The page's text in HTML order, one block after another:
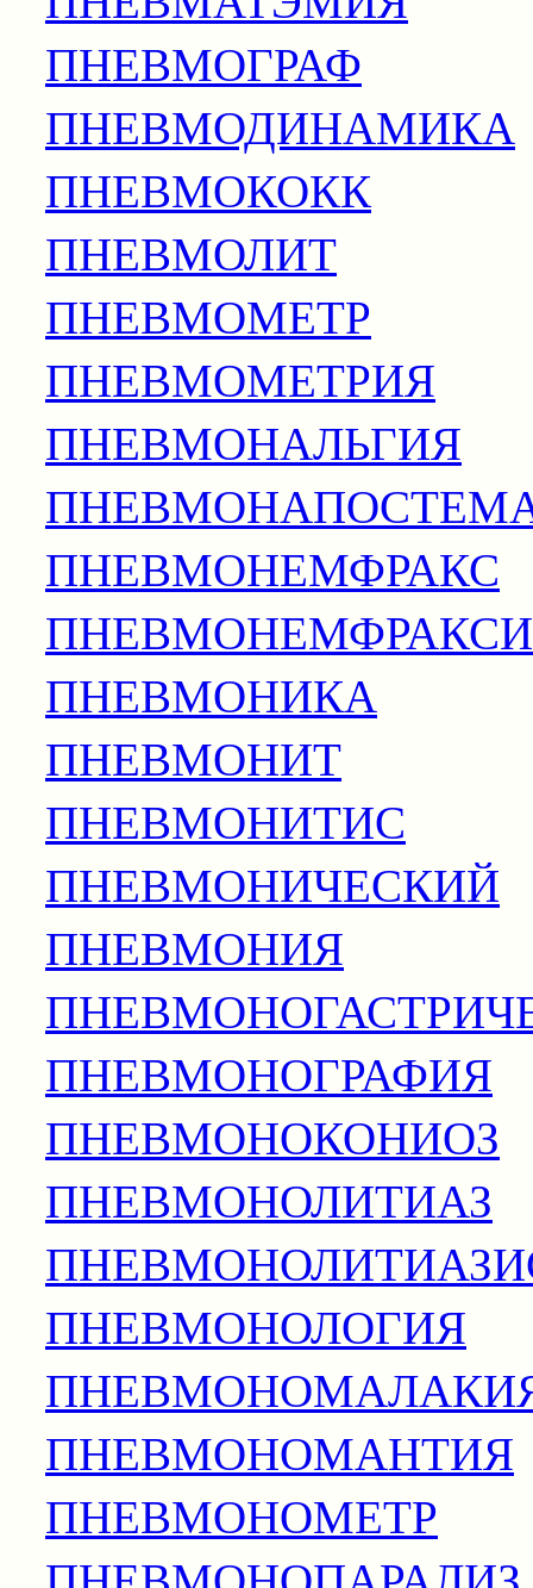
ПНЕВМОГРАФ
ПНЕВМОДИНАМИКА
ПНЕВМОКОКК
ПНЕВМОЛИТ
ПНЕВМОМЕТР
ПНЕВМОМЕТРИЯ
ПНЕВМОНАЛЬГИЯ
ПНЕВМОНЕМФРАКС
ПНЕВМОНИКА
ПНЕВМОНИТ
ПНЕВМОНИТИС
ПНЕВМОНИЧЕСКИЙ
ПНЕВМОНИЯ
ПНЕВМОНОГРАФИЯ
ПНЕВМОНОКОНИОЗ
ПНЕВМОНОЛИТИАЗ
ПНЕВМОНОЛОГИЯ
ПНЕВМОНОМАНТИЯ
ПНЕВМОНОМЕТР